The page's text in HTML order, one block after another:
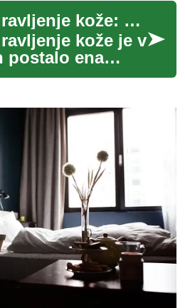
vid.
Lasersko zdravljenje kože: Revolucionarna metoda za pomlajevanje in lepoto
kože je v
postalo ena
priljubljenih in
za